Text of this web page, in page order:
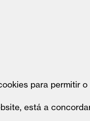
para permitir
está a